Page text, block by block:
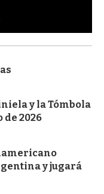
y la Tómbola
de 2026
y jugará